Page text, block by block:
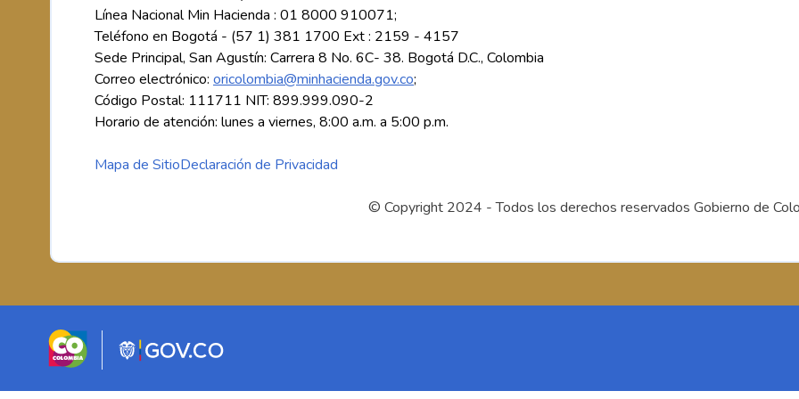
Línea Nacional Min Hacienda : 01 8000 910071;
Teléfono en Bogotá - (57 1) 381 1700 Ext : 2159 - 4157
Sede Principal, San Agustín: Carrera 8 No. 6C- 38. Bogotá D.C., Colombia
Correo electrónico: oricolombia@minhacienda.gov.co;
Código Postal: 111711 NIT: 899.999.090-2
Horario de atención: lunes a viernes, 8:00 a.m. a 5:00 p.m.
Mapa de SitioDeclaración de Privacidad
© Copyright 2024 - Todos los derechos reservados Gobierno de